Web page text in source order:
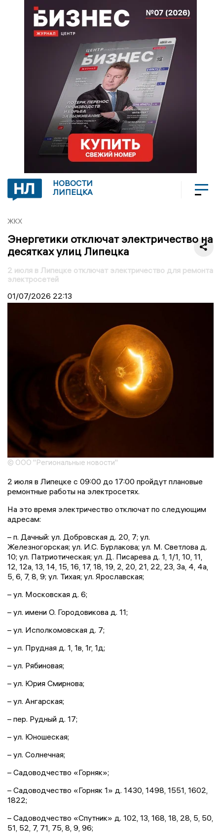
НОВОСТИ
ЛИПЕЦКА
ЖКХ
Энергетики отключат электричество на
десятках улиц Липецка
2 июля в Липецке отключат электричество для ремонта
электросетей
01/07/2026 22:13
© ООО "Региональные новости"
2 июля в Липецке с 09:00 до 17:00 пройдут плановые
ремонтные работы на электросетях.
На это время электричество отключат по следующим
адресам:
– п. Дачный: ул. Добровская д. 20, 7; ул.
Железногорская; ул. И.С. Бурлакова; ул. М. Светлова д.
10; ул. Патриотическая; ул. Д. Писарева д. 1, 1/1, 10, 11,
12, 12а, 13, 14, 15, 16, 17, 18, 19, 2, 20, 21, 22, 23, 3а, 4, 4а,
5, 6, 7, 8, 9; ул. Тихая; ул. Ярославская;
– ул. Московская д. 6;
– ул. имени О. Городовикова д. 11;
– ул. Исполкомовская д. 7;
– ул. Прудная д. 1, 1в, 1г, 1д;
– ул. Рябиновая;
– ул. Юрия Смирнова;
– ул. Ангарская;
– пер. Рудный д. 17;
– ул. Юношеская;
– ул. Солнечная;
– Садоводчество «Горняк»;
– Садоводчество «Горняк 1» д. 1430, 1498, 1551, 1602,
1822;
– Садоводчество «Спутник» д. 102, 13, 168, 18, 28, 5, 50,
51, 52, 7, 71, 75, 8, 9, 96;